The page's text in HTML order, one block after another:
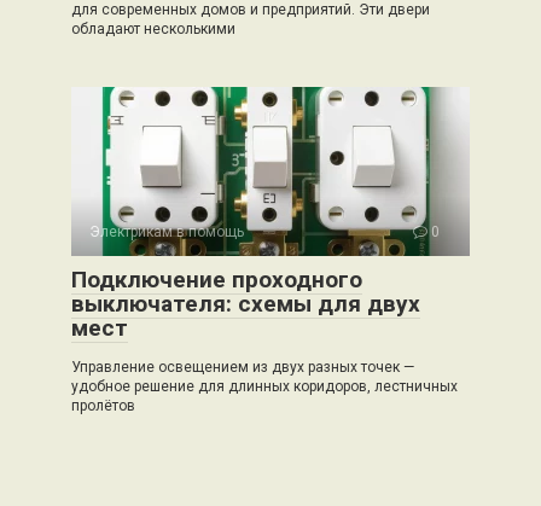
для современных домов и предприятий. Эти двери
обладают несколькими
Электрикам в помощь 0
Подключение проходного
выключателя: схемы для двух
мест
Управление освещением из двух разных точек —
удобное решение для длинных коридоров, лестничных
пролётов